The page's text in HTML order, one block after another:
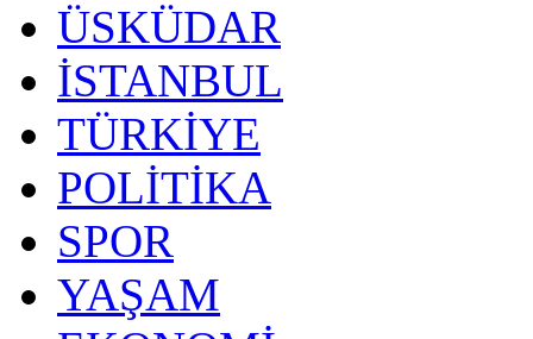
ÜSKÜDAR
İSTANBUL
TÜRKİYE
POLİTİKA
SPOR
YAŞAM